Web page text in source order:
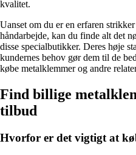
kvalitet.
Uanset om du er en erfaren
håndarbejde, kan du finde alt det
disse specialbutikker. Deres høje
kundernes behov gør dem til de
købe metalklemmer og andre
Find billige
tilbud
Hvorfor er det vigtigt at